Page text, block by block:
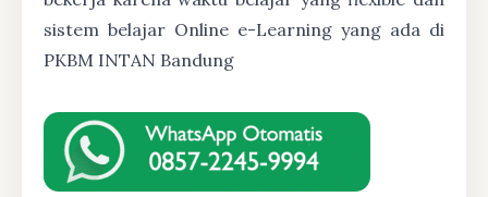
sistem belajar Online e-Learning yang ada di
PKBM INTAN Bandung